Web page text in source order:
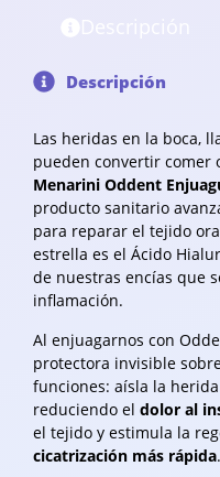
Descripción
Las heridas en la boca,
pueden convertir
Menarini Oddent
producto sanitario
para reparar el tejido
estrella es el Ácido
de nuestras encías que
inflamación.
Al enjuagarnos con
protectora invisible
funciones: aísla la
reduciendo el dolor al
el tejido y estimula la
cicatrización más rápida.